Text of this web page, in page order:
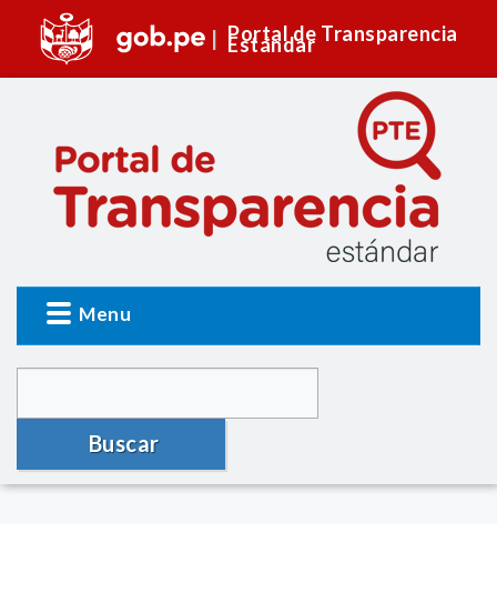
Portal de Transparencia
Estándar
Menu
Buscar